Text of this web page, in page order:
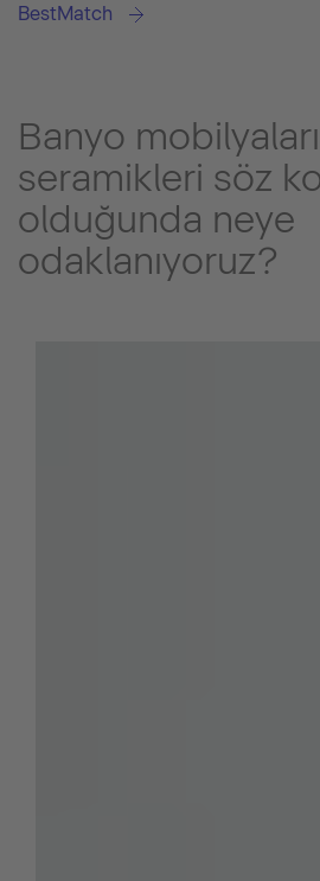
BestMatch
Banyo
seramikleri söz
olduğunda neye
odaklanıyoruz?